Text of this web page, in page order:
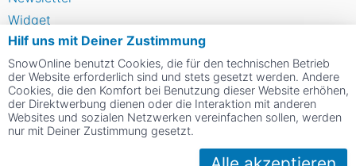
Hilf uns mit Deiner Zustimmung
SnowOnline benutzt Cookies, die für den technischen Betrieb
der Website erforderlich sind und stets gesetzt werden. Andere
Cookies, die den Komfort bei Benutzung dieser Website erhöhen,
der Direktwerbung dienen oder die Interaktion mit anderen
Websites und sozialen Netzwerken vereinfachen sollen, werden
nur mit Deiner Zustimmung gesetzt.
Widget
Umfragen
Skigebiet bewerten
Social Web